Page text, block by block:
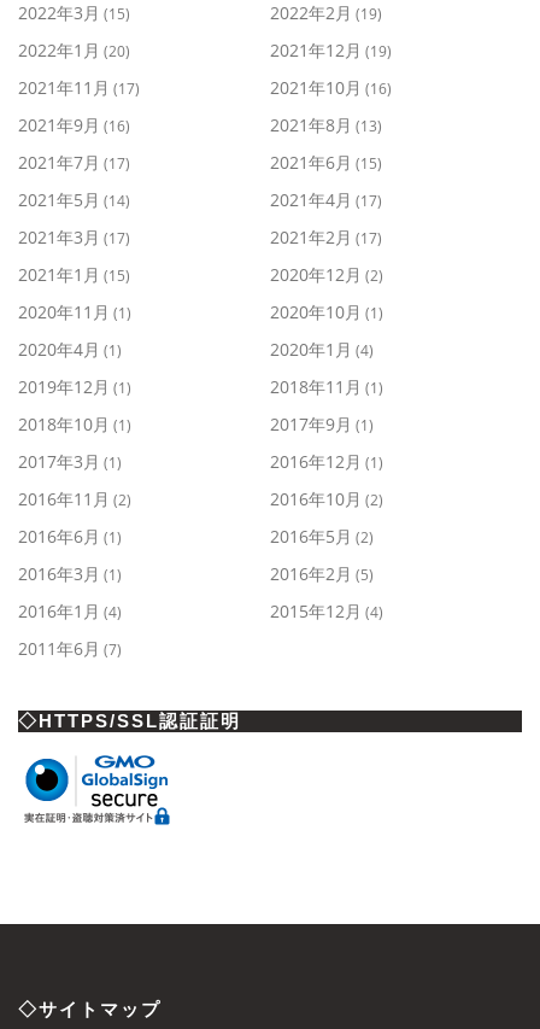
2022年3月 (15) 2022年2月 (19)
2022年1月 (20) 2021年12月 (19)
2021年11月 (17) 2021年10月 (16)
2021年9月 (16) 2021年8月 (13)
2021年7月 (17) 2021年6月 (15)
2021年5月 (14) 2021年4月 (17)
2021年3月 (17) 2021年2月 (17)
2021年1月 (15) 2020年12月 (2)
2020年11月 (1) 2020年10月 (1)
2020年4月 (1) 2020年1月 (4)
2019年12月 (1) 2018年11月 (1)
2018年10月 (1) 2017年9月 (1)
2017年3月 (1) 2016年12月 (1)
2016年11月 (2) 2016年10月 (2)
2016年6月 (1) 2016年5月 (2)
2016年3月 (1) 2016年2月 (5)
2016年1月 (4) 2015年12月 (4)
2011年6月 (7)
◇HTTPS/SSL認証証明
◇サイトマップ